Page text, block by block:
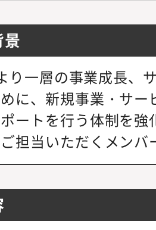
り一層の事業成長、
に、新規事業・サ
ートを行う体制を
担当いただくメン